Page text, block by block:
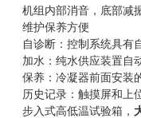
机组内部消音，底部减
维护保养方便
自诊断：控制系统具有
加水：纯水供应装置自
保养：冷凝器前面安装
历史记录：触摸屏和上
步入式高低温试验箱，